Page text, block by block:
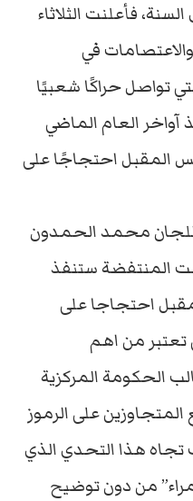
فأعلنت الثلاثاء
في
تواصل حراكًا شعبيًا
العام الماضي
المقبل احتجاجًا على
محمد الحمدون
المنتفضة ستنفذ
احتجاجا على
تعتبر من اهم
الحكومة المركزية
على الرموز
تجاه هذا التحدي الذي
من دون توضيح